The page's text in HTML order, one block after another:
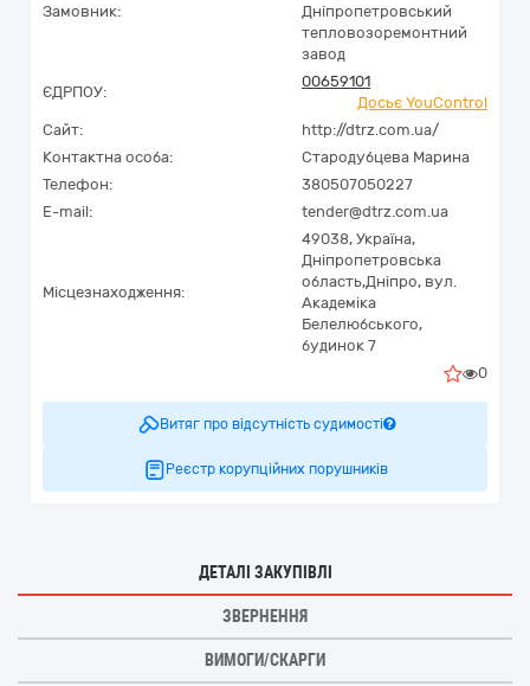
Замовник:
Днiпропетровський
тепловозоремонтний
завод
ЄДРПОУ:
00659101
Досьє YouControl
Сайт:
http://dtrz.com.ua/
Контактна особа:
Стародубцева Марина
Телефон:
380507050227
E-mail:
tender@dtrz.com.ua
Місцезнаходження:
49038, Україна,
Дніпропетровська
область,Дніпро, вул.
Академіка
Белелюбського,
будинок 7
0
Витяг про відсутність судимості
Реєстр корупційних порушників
ДЕТАЛІ ЗАКУПІВЛІ
ЗВЕРНЕННЯ
ВИМОГИ/СКАРГИ